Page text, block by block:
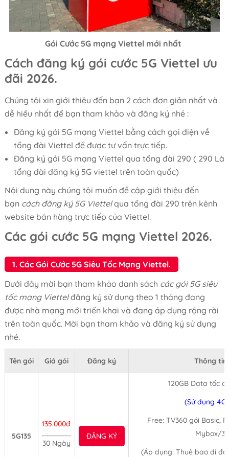
Gói Cước 5G mạng Viettel mới nhất
Cách đăng ký gói cước 5G Viettel ưu
đãi 2026.
Chúng tôi xin giới thiệu đến bạn 2 cách đơn giản nhất và
dễ hiểu nhất để bạn tham khảo và đăng ký nhé :
Đăng ký gói 5G mạng Viettel bằng cách gọi điện về
tổng đài Viettel để được tư vấn trực tiếp.
Đăng ký gói 5G mạng Viettel qua tổng đài 290 ( 290 Là
tổng đài đăng ký 5G viettel trên toàn quốc)
Nội dung này chúng tôi muốn đề cập giới thiệu đến
bạn cách đăng ký 5G Viettelqua tổng đài 290 trên kênh
website bán hàng trực tiếp của Viettel.
Các gói cước 5G mạng Viettel 2026.
1. Các Gói Cước 5G Siêu Tốc Mạng Viettel.
Dưới đây mời bạn tham khảo danh sách các gói 5G siêu
tốc mạng Viettelđăng ký sử dụng theo 1 tháng đang
được nhà mạng mới triển khai và đang áp dụng rộng rãi
trên toàn quốc. Mời bạn tham khảo và đăng ký sử dụng
nhé.
Tên gói Giá gói Đăng ký Thông tin
5G135
135.000đ
30 Ngày
ĐĂNG KÝ
120GB Data tốc
(Sử dụng
Free: TV360 gói Basic,
Mybox/
(Áp dụng: Thuê bao di